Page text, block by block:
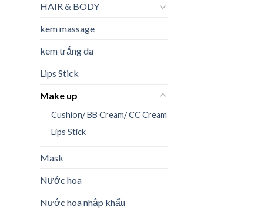
HAIR & BODY
kem massage
kem trắng da
Lips Stick
Make up
Cushion/ BB Cream/ CC Cream
Lips Stick
Mask
Nước hoa
Nước hoa nhập khẩu